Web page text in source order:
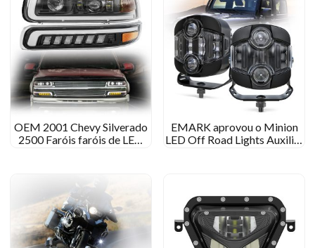
OEM 2001 Chevy Silverado
2500 Faróis faróis de LED
EMARK aprovou o Minion
LED Off Road Lights Auxiliar